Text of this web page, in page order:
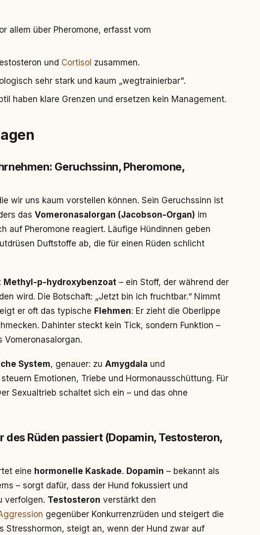
allem über Pheromone, erfasst vom
und Cortisol zusammen.
sehr stark und kaum „wegtrainierbar".
haben klare Grenzen und ersetzen kein Management.
Geruchssinn, Pheromone,
wir uns kaum vorstellen können. Sein Geruchssinn ist
das Vomeronasalorgan (Jacobson-Organ) im
auf Pheromone reagiert. Läufige Hündinnen geben
Duftstoffe ab, die für einen Rüden schlicht
Methyl-p-hydroxybenzoat – ein Stoff, der während der
wird. Die Botschaft: „Jetzt bin ich fruchtbar.“ Nimmt
er oft das typische Flehmen: Er zieht die Oberlippe
Dahinter steckt kein Tick, sondern Funktion –
System, genauer: zu Amygdala und
Emotionen, Triebe und Hormonausschüttung. Für
Sexualtrieb schaltet sich ein – und das ohne
des Rüden passiert (Dopamin, Testosteron,
eine hormonelle Kaskade. Dopamin – bekannt als
– sorgt dafür, dass der Hund fokussiert und
verfolgen. Testosteron verstärkt den
gegenüber Konkurrenzrüden und steigert die
Stresshormon, steigt an, wenn der Hund zwar auf